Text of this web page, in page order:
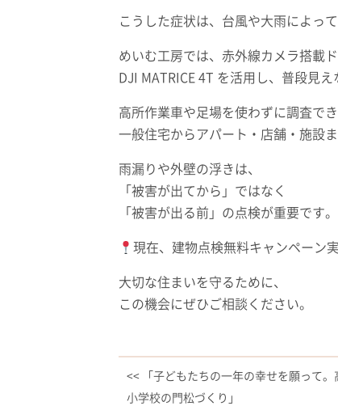
こうした症状は、台風や大雨によっ
めいむ工房では、赤外線カメラ搭載
DJI MATRICE 4T を活用し、普段見
高所作業車や足場を使わずに調査でき
一般住宅からアパート・店舗・施設
雨漏りや外壁の浮きは、
「被害が出てから」ではなく
「被害が出る前」の点検が重要です。
現在、建物点検無料キャンペーン実
大切な住まいを守るために、
この機会にぜひご相談ください。
<< 「子どもたちの一年の幸せを願って。
小学校の門松づくり」